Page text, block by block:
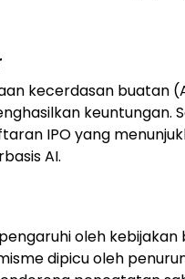
kecerdasan buatan
keuntungan.
IPO yang
AI.
oleh
dipicu oleh